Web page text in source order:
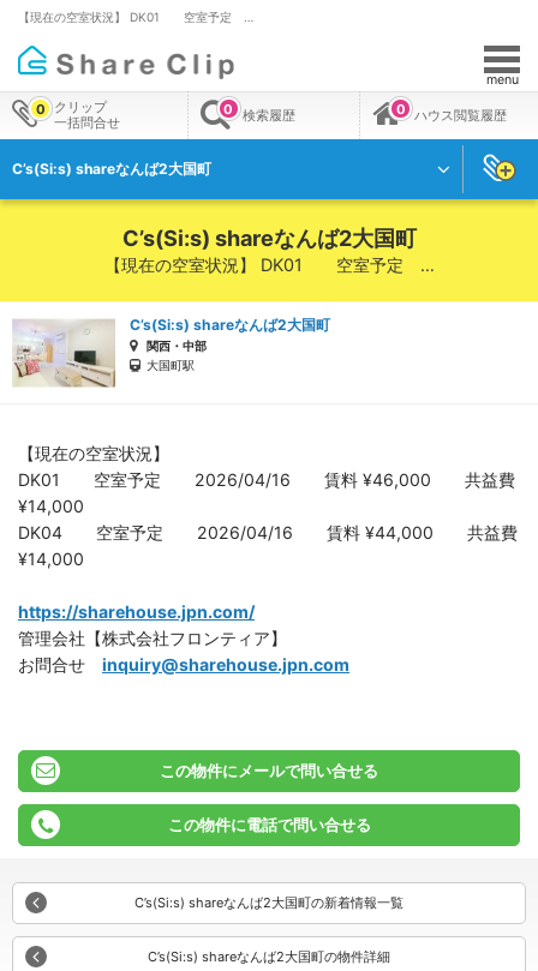
【現在の空室状況】 DK01 空室予定 …
menu
クリップ
一括問合せ
0 検索履歴
0 ハウス閲覧履歴
0
C’s(Si:s) shareなんば2大国町
C’s(Si:s) shareなんば2大国町
【現在の空室状況】 DK01 空室予定 …
C’s(Si:s) shareなんば2大国町
関西・中部
大国町駅
【現在の空室状況】
DK01 空室予定 2026/04/16 賃料 ¥46,000 共益費
¥14,000
DK04 空室予定 2026/04/16 賃料 ¥44,000 共益費
¥14,000
https://sharehouse.jpn.com/
管理会社【株式会社フロンティア】
お問合せ inquiry@sharehouse.jpn.com
この物件にメールで問い合せる
この物件に電話で問い合せる
C’s(Si:s) shareなんば2大国町の新着情報一覧
C’s(Si:s) shareなんば2大国町の物件詳細